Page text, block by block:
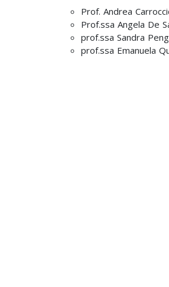
Prof. Andrea
Prof.ssa Angela De
prof.ssa Sandra
prof.ssa Emanuela